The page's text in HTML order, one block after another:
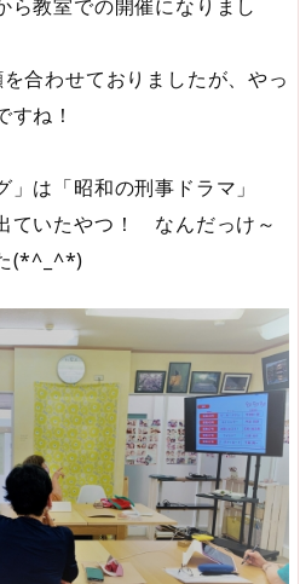
ら教室での開催になりまし
合わせておりましたが、やっ
ね！
は「昭和の刑事ドラマ」
ていたやつ！ なんだっけ～
(*^_^*)